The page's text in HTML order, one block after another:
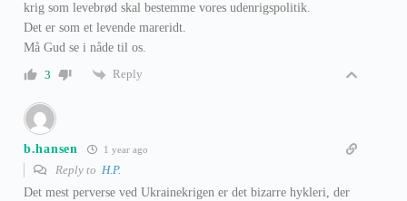
krig som levebrød skal bestemme vores udenrigspolitik.
Det er som et levende mareridt.
Må Gud se i nåde til os.
3
Reply
b.hansen 1 year ago
Reply to H.P.
Det mest perverse ved Ukrainekrigen er det bizarre hykleri, der